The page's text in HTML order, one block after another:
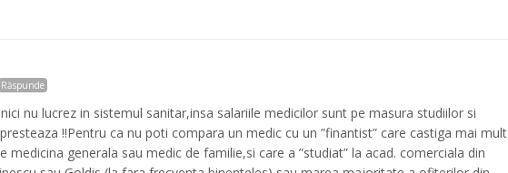
Răspunde
nu lucrez in sistemul sanitar,insa salariile medicilor sunt pe masura studiilor si
!!Pentru ca nu poti compara un medic cu un ”finantist” care castiga mai mult
medicina generala sau medic de familie,si care a ”studiat” la acad. comerciala din